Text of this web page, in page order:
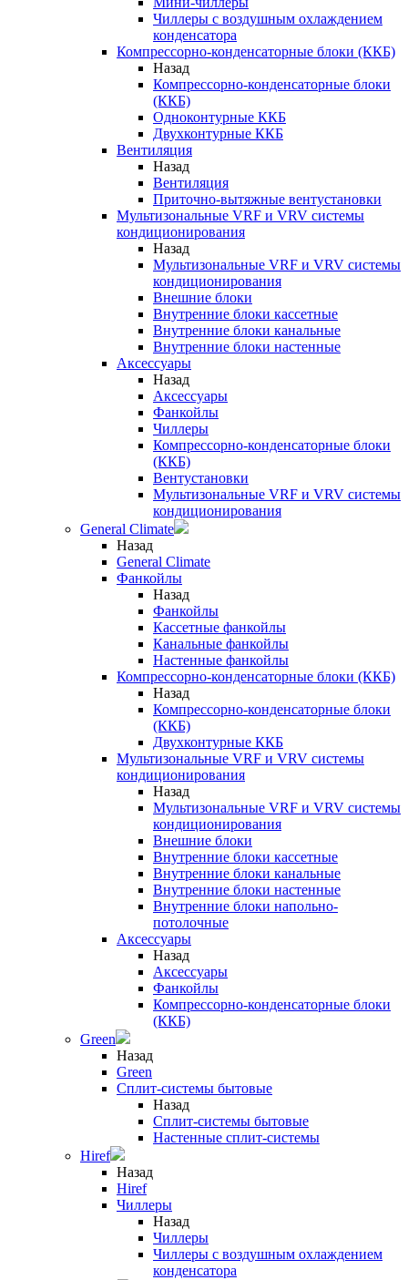
Чиллеры с воздушным охлаждением
конденсатора
Компрессорно-конденсаторные блоки (ККБ)
Назад
Компрессорно-конденсаторные блоки
(ККБ)
Одноконтурные ККБ
Двухконтурные ККБ
Вентиляция
Назад
Вентиляция
Приточно-вытяжные вентустановки
Мультизональные VRF и VRV системы
кондиционирования
Назад
Мультизональные VRF и VRV системы
кондиционирования
Внешние блоки
Внутренние блоки кассетные
Внутренние блоки канальные
Внутренние блоки настенные
Аксессуары
Назад
Аксессуары
Фанкойлы
Чиллеры
Компрессорно-конденсаторные блоки
(ККБ)
Вентустановки
Мультизональные VRF и VRV системы
кондиционирования
General Climate
Назад
General Climate
Фанкойлы
Назад
Фанкойлы
Кассетные фанкойлы
Канальные фанкойлы
Настенные фанкойлы
Компрессорно-конденсаторные блоки (ККБ)
Назад
Компрессорно-конденсаторные блоки
(ККБ)
Двухконтурные ККБ
Мультизональные VRF и VRV системы
кондиционирования
Назад
Мультизональные VRF и VRV системы
кондиционирования
Внешние блоки
Внутренние блоки кассетные
Внутренние блоки канальные
Внутренние блоки настенные
Внутренние блоки напольно-
потолочные
Аксессуары
Назад
Аксессуары
Фанкойлы
Компрессорно-конденсаторные блоки
(ККБ)
Green
Назад
Green
Сплит-системы бытовые
Назад
Сплит-системы бытовые
Настенные сплит-системы
Hiref
Назад
Hiref
Чиллеры
Назад
Чиллеры
Чиллеры с воздушным охлаждением
конденсатора